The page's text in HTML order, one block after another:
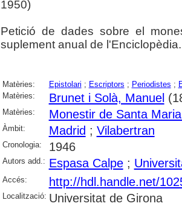
1950)
Petició de dades sobre el
suplement anual de l'Enciclopèdia.
Matèries: Epistolari ; Escriptors ; Periodistes ;
Matèries:
Brunet i Solà, Manuel
Matèries: Monestir de Santa
Àmbit: Madrid ; Vilabertran
Cronologia: 1946
Autors add.: Espasa Calpe;
Accés: http://hdl.handle.net/
Localització: Universitat de Girona